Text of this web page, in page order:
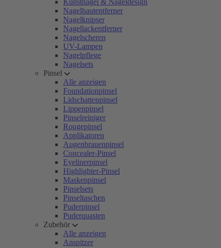
Kunstnägel & Nageldesign
Nagelhautentferner
Nagelknipser
Nagellackentferner
Nagelscheren
UV-Lampen
Nagelpflege
Nagelsets
Pinsel
Alle anzeigen
Foundationpinsel
Lidschattenpinsel
Lippenpinsel
Pinselreiniger
Rougepinsel
Applikatoren
Augenbrauenpinsel
Concealer-Pinsel
Eyelinerpinsel
Highlighter-Pinsel
Maskenpinsel
Pinselsets
Pinseltaschen
Puderpinsel
Puderquasten
Zubehör
Alle anzeigen
Anspitzer